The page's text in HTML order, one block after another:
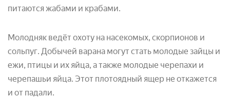
питаются жабами и крабами.
Молодняк ведёт охоту на насекомых, скорпионов и
сольпуг. Добычей варана могут стать молодые зайцы и
ежи, птицы и их яйца, а также молодые черепахи и
черепашьи яйца. Этот плотоядный ящер не откажется
и от падали.